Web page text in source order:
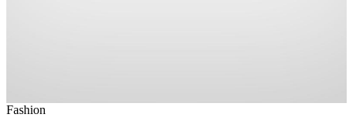
Fashion